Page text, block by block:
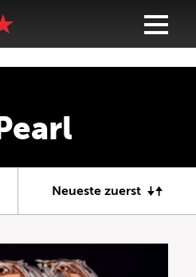
Neueste zuerst